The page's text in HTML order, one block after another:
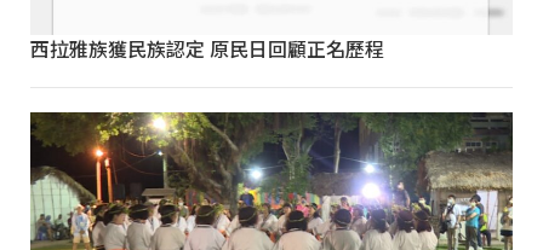
西拉雅族獲民族認定 原民日回顧正名歷程